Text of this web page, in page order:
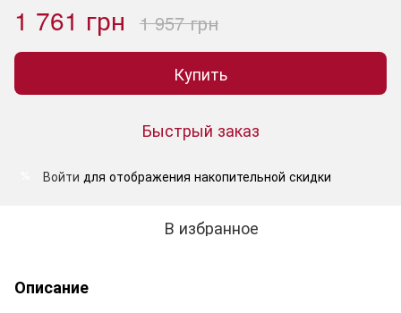
1 761 грн 1 957 грн
Купить
Быстрый заказ
Войти для отображения накопительной скидки
В избранное
Описание